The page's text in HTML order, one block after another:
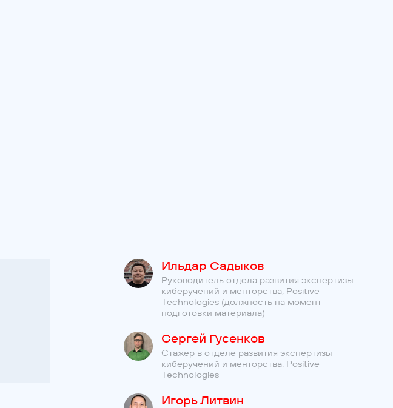
Ильдар Садыков
Руководитель отдела развития экспертизы
киберучений и менторства, Positive
Technologies (должность на момент
подготовки материала)
Сергей Гусенков
Стажер в отделе развития экспертизы
киберучений и менторства, Positive
Technologies
Игорь Литвин